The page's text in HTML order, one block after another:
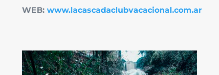
WEB: www.lacascadaclubvacacional.com.ar